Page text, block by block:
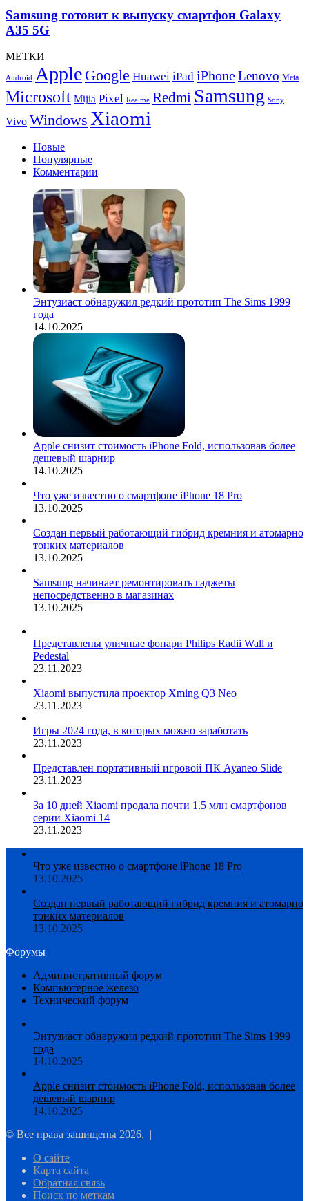
веб-
трафика
к
выпуску
смартфон
A35
5G
Samsung готовит к выпуску смартфон Galaxy
A35 5G
МЕТКИ
Android Apple Google Huawei iPad iPhoneLenovo Meta
Microsoft Mijia Pixel Realme Redmi Samsung Sony
Vivo Windows Xiaomi
Новые
Популярные
Комментарии
Энтузиаст обнаружил редкий прототип The Sims 1999
года
14.10.2025
Apple снизит стоимость iPhone Fold, использовав более
дешевый шарнир
14.10.2025
Что уже известно о смартфоне iPhone 18 Pro
13.10.2025
Создан первый работающий гибрид кремния и атомарно
тонких материалов
13.10.2025
Samsung начинает ремонтировать гаджеты
непосредственно в магазинах
13.10.2025
Представлены уличные фонари Philips Radii Wall и
Pedestal
23.11.2023
Xiaomi выпустила проектор Xming Q3 Neo
23.11.2023
Игры 2024 года, в которых можно заработать
23.11.2023
Представлен портативный игровой ПК Ayaneo Slide
23.11.2023
За 10 дней Xiaomi продала почти 1.5 млн смартфонов
серии Xiaomi 14
23.11.2023
Что уже известно о смартфоне iPhone 18 Pro
13.10.2025
Создан первый работающий гибрид кремния и атомарно
тонких материалов
13.10.2025
Форумы
Административный форум
Компьютерное железо
Технический форум
Энтузиаст обнаружил редкий прототип The Sims 1999
года
14.10.2025
Apple снизит стоимость iPhone Fold, использовав более
дешевый шарнир
14.10.2025
© Все права защищены 2026, |
О сайте
Карта сайта
Обратная связь
Поиск по меткам